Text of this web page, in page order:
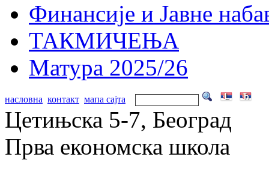
Финансије и Јавне
ТАКМИЧЕЊА
Матура 2025/26
насловна контакт мапа сајта
Цетињска 5-7, Београд
Прва економска школа